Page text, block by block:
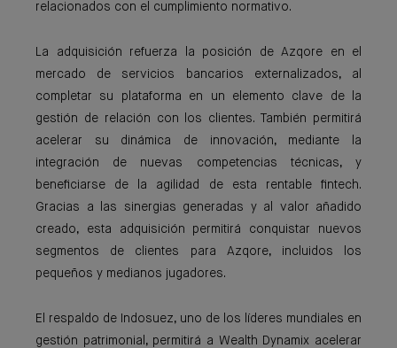
relacionados con el cumplimiento normativo.
La adquisición refuerza la posición de Azqore en el
mercado de servicios bancarios externalizados, al
completar su plataforma en un elemento clave de la
gestión de relación con los clientes. También permitirá
acelerar su dinámica de innovación, mediante la
integración de nuevas competencias técnicas, y
beneficiarse de la agilidad de esta rentable fintech.
Gracias a las sinergias generadas y al valor añadido
creado, esta adquisición permitirá conquistar nuevos
segmentos de clientes para Azqore, incluidos los
pequeños y medianos jugadores.
El respaldo de Indosuez, uno de los líderes mundiales en
gestión patrimonial, permitirá a Wealth Dynamix acelerar